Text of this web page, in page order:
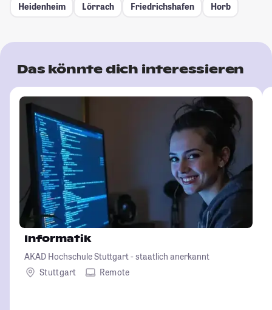
Heidenheim
Lörrach Friedrichshafen Horb
Das könnte dich interessieren
Informatik
AKAD Hochschule Stuttgart - staatlich anerkannt
Stuttgart
Remote